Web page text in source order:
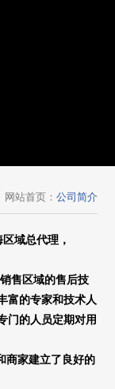
网站首页 ： 公司简介
域总代理，
售区域的售后技
富的专家和技术人
门的人员定期对用
商家建立了良好的